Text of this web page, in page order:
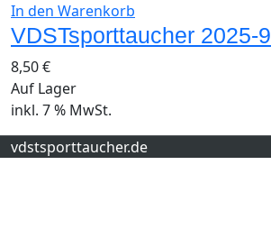
In den Warenkorb
VDSTsporttaucher 2025-9
8,50€
Auf Lager
inkl. 7 % MwSt.
vdstsporttaucher.de